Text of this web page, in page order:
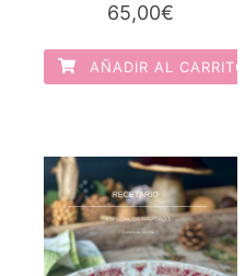
65,00€
AÑADIR AL CARRITO